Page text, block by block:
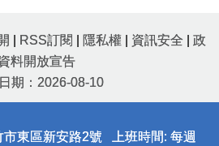
RSS訂閱 隱私權 資訊安全
政
料開放宣告
期：2026-08-10
市東區新安路2號 上班時間: 每週